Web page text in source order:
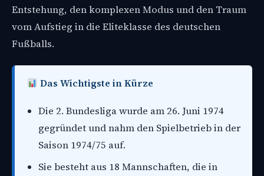
Entstehung, den komplexen Modus und den Traum
vom Aufstieg in die Eliteklasse des deutschen
Fußballs.
Das Wichtigste in Kürze
Die 2. Bundesliga wurde am 26. Juni 1974
gegründet und nahm den Spielbetrieb in der
Saison 1974/75 auf.
Sie besteht aus 18 Mannschaften, die in